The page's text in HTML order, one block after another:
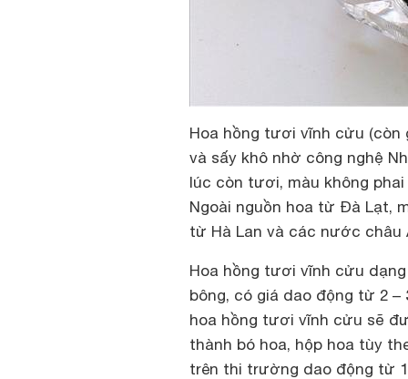
Hoa hồng tươi vĩnh cửu
và sấy khô nhờ công nghệ
lúc còn tươi, màu không
Ngoài nguồn hoa từ Đà Lạt,
từ Hà Lan và các nước châu
Hoa hồng tươi vĩnh cửu
bông, có giá dao động từ 2 –
hoa hồng tươi vĩnh cửu sẽ
thành bó hoa, hộp hoa tùy
trên thi trường dao động từ